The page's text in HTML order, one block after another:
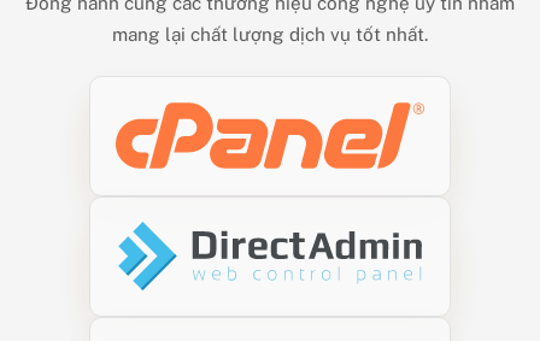
mang lại chất lượng dịch vụ tốt nhất.